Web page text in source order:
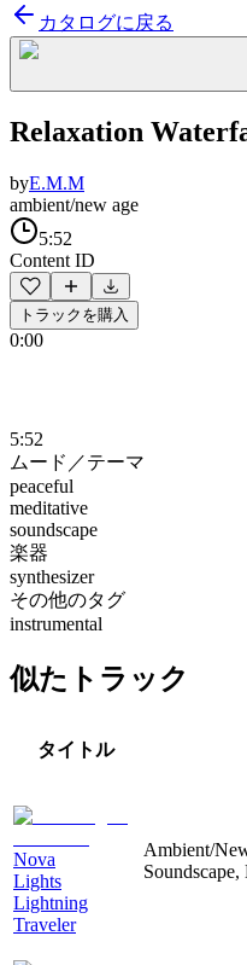
カタログに戻る
Relaxation
byE.M.M
ambient/new age
5:52
Content ID
トラックを購入
0:00
5:52
ムード／テーマ
peaceful
meditative
soundscape
楽器
synthesizer
その他のタグ
instrumental
似たトラック
タイトル
Nova
Lights
Lightning
Traveler
Ambient/